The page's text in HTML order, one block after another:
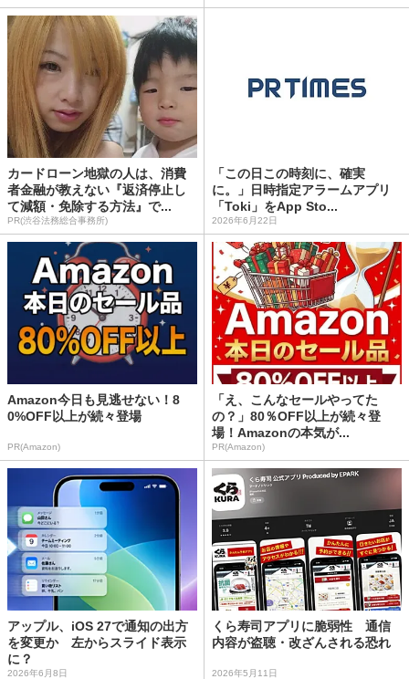
カードローン地獄の人は、消費
者金融が教えない『返済停止し
て減額・免除する方法』で...
PR(渋谷法務総合事務所)
「この日この時刻に、確実
に。」日時指定アラームアプリ
「Toki」をApp Sto...
2026年6月22日
Amazon今日も見逃せない！8
0%OFF以上が続々登場
PR(Amazon)
「え、こんなセールやってた
の？」80％OFF以上が続々登
場！Amazonの本気が...
PR(Amazon)
アップル、iOS 27で通知の出方
を変更か 左からスライド表示
に？
2026年6月8日
くら寿司アプリに脆弱性 通信
内容が盗聴・改ざんされる恐れ
2026年5月11日